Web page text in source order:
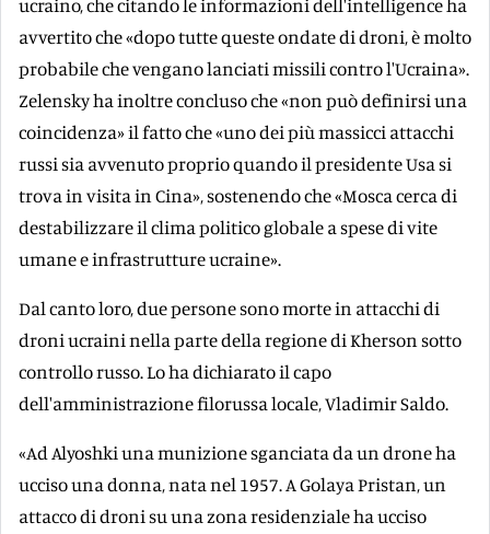
ucraino, che citando le informazioni dell'intelligence ha
avvertito che «dopo tutte queste ondate di droni, è molto
probabile che vengano lanciati missili contro l'Ucraina».
Zelensky ha inoltre concluso che «non può definirsi una
coincidenza» il fatto che «uno dei più massicci attacchi
russi sia avvenuto proprio quando il presidente Usa si
trova in visita in Cina», sostenendo che «Mosca cerca di
destabilizzare il clima politico globale a spese di vite
umane e infrastrutture ucraine».
Dal canto loro, due persone sono morte in attacchi di
droni ucraini nella parte della regione di Kherson sotto
controllo russo. Lo ha dichiarato il capo
dell'amministrazione filorussa locale, Vladimir Saldo.
«Ad Alyoshki una munizione sganciata da un drone ha
ucciso una donna, nata nel 1957. A Golaya Pristan, un
attacco di droni su una zona residenziale ha ucciso